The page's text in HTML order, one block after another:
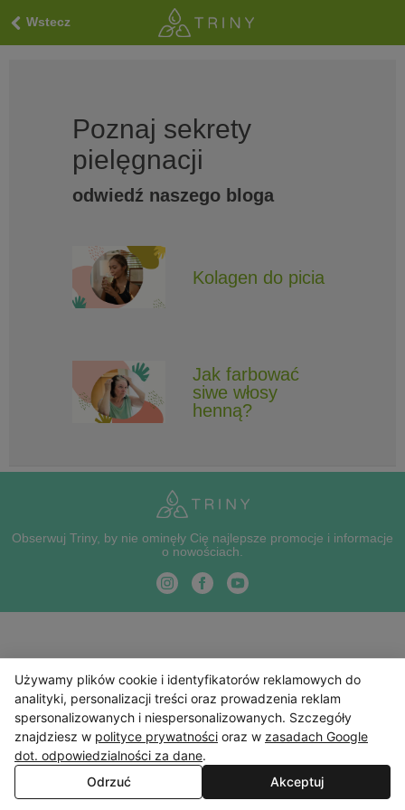
Wstecz
Poznaj sekrety
pielęgnacji
odwiedź naszego bloga
Kolagen do picia
Jak farbować
siwe włosy
henną?
Obserwuj Triny, by nie ominęły Cię najlepsze promocje i informacje
o nowościach.
Używamy plików cookie i identyfikatorów reklamowych do
analityki, personalizacji treści oraz prowadzenia reklam
spersonalizowanych i niespersonalizowanych. Szczegóły
znajdziesz w polityce prywatności oraz w zasadach Google
dot. odpowiedzialności za dane.
Odrzuć
Akceptuj